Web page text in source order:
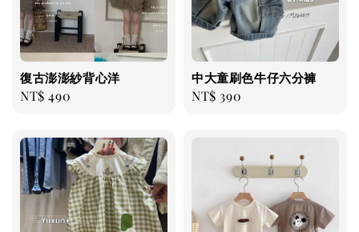
復古澎澎紗背心洋
Regular
NT$ 490
中大童刷色牛仔六分褲
Regular
NT$ 390